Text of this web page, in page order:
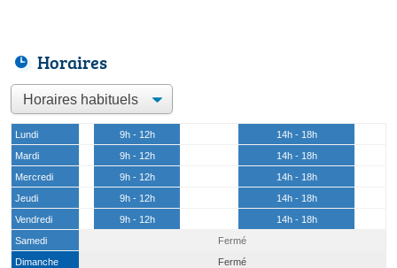
Horaires
Lundi 9h - 12h
14h - 18h
Mardi
9h - 12h
14h - 18h
Mercredi
9h - 12h
14h - 18h
Jeudi
9h - 12h
14h - 18h
Vendredi
9h - 12h
14h - 18h
Samedi
Fermé
Dimanche
Fermé